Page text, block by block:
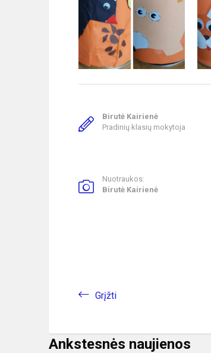
Birutė Kairienė
Pradinių klasių mokytoja
Nuotraukos:
Birutė Kairienė
Grįžti
Ankstesnės naujienos